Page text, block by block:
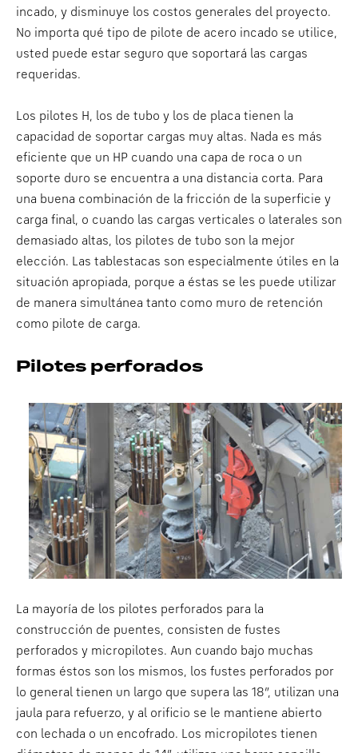
incado, y disminuye los costos generales del proyecto.
No importa qué tipo de pilote de acero incado se utilice,
usted puede estar seguro que soportará las cargas
requeridas.
Los pilotes H, los de tubo y los de placa tienen la
capacidad de soportar cargas muy altas. Nada es más
eficiente que un HP cuando una capa de roca o un
soporte duro se encuentra a una distancia corta. Para
una buena combinación de la fricción de la superficie y
carga final, o cuando las cargas verticales o laterales son
demasiado altas, los pilotes de tubo son la mejor
elección. Las tablestacas son especialmente útiles en la
situación apropiada, porque a éstas se les puede utilizar
de manera simultánea tanto como muro de retención
como pilote de carga.
Pilotes perforados
La mayoría de los pilotes perforados para la
construcción de puentes, consisten de fustes
perforados y micropilotes. Aun cuando bajo muchas
formas éstos son los mismos, los fustes perforados por
lo general tienen un largo que supera las 18”, utilizan una
jaula para refuerzo, y al orificio se le mantiene abierto
con lechada o un encofrado. Los micropilotes tienen